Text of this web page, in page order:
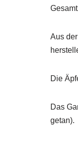
Aus
Die
Das
getan).